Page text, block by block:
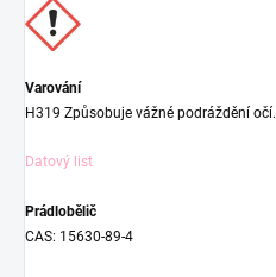
Varování
H319 Způsobuje vážné podráždění očí.
Datový list
Prádlobělič
CAS: 15630-89-4